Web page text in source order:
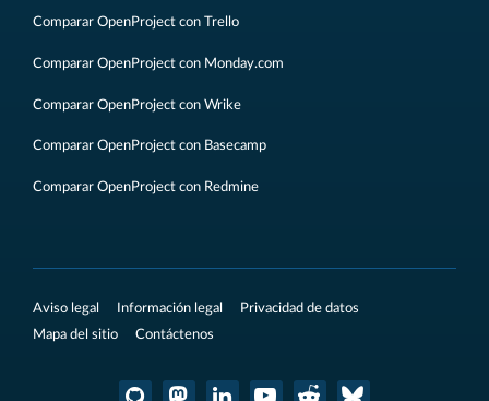
Comparar OpenProject con Trello
Comparar OpenProject con Monday.com
Comparar OpenProject con Wrike
Comparar OpenProject con Basecamp
Comparar OpenProject con Redmine
Aviso legal Información legal
Privacidad de datos
Mapa del sitio
Contáctenos